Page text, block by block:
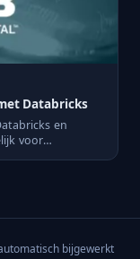
Databricks
en
voor
bijgewerkt